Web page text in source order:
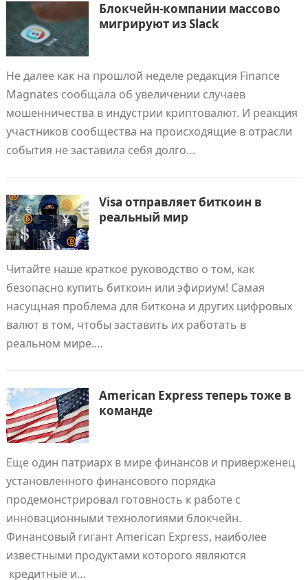
Блокчейн-компании массово
мигрируют из Slack
Не далее как на прошлой неделе редакция Finance
Magnates сообщала об увеличении случаев
мошенничества в индустрии криптовалют. И реакция
участников сообщества на происходящие в отрасли
события не заставила себя долго…
Visa отправляет биткоин в
реальный мир
Читайте наше краткое руководство о том, как
безопасно купить биткоин или эфириум! Самая
насущная проблема для биткона и других цифровых
валют в том, чтобы заставить их работать в
реальном мире.…
American Express теперь тоже в
команде
Еще один патриарх в мире финансов и приверженец
установленного финансового порядка
продемонстрировал готовность к работе с
инновационными технологиями блокчейн.
Финансовый гигант American Express, наиболее
известными продуктами которого являются
кредитные и…